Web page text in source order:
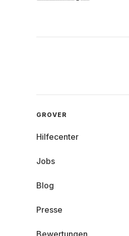
GROVER
Hilfecenter
Jobs
Blog
Presse
Bewertungen